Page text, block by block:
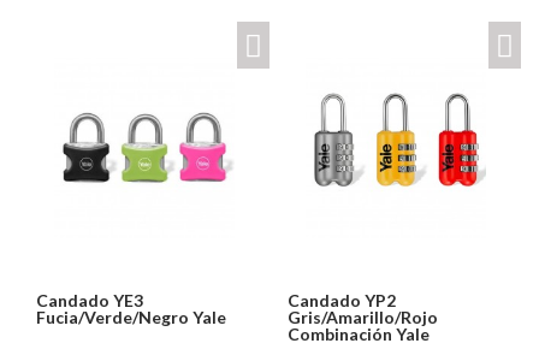
Candado YE3
Fucia/Verde/Negro Yale
Candado YP2
Gris/Amarillo/Rojo
Combinación Yale